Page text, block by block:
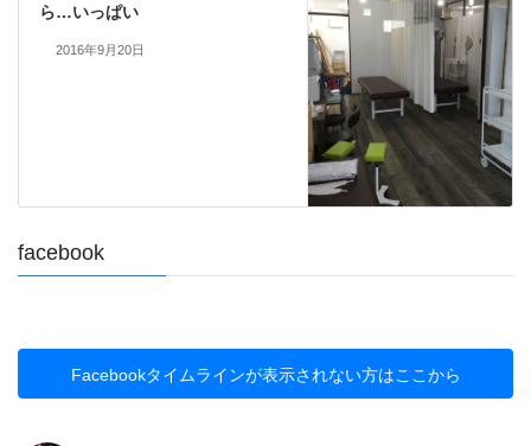
ら…いっぱい
2016年9月20日
facebook
Facebookタイムラインが表示されない方はここから